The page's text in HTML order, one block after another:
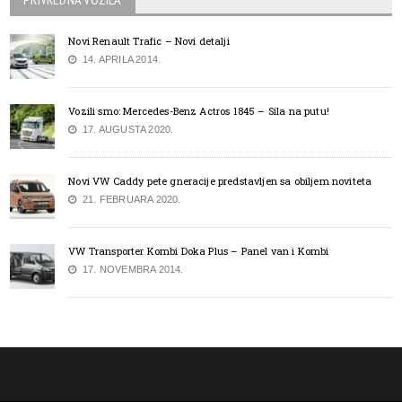
Novi Renault Trafic – Novi detalji
14. APRILA 2014.
Vozili smo: Mercedes-Benz Actros 1845 – Sila na putu!
17. AUGUSTA 2020.
Novi VW Caddy pete gneracije predstavljen sa obiljem noviteta
21. FEBRUARA 2020.
VW Transporter Kombi Doka Plus – Panel van i Kombi
17. NOVEMBRA 2014.